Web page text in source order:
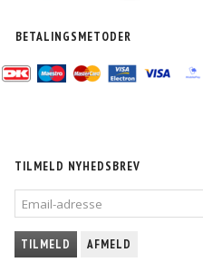
BETALINGSMETODER
TILMELD NYHEDSBREV
EMAIL-
ADRESSE
TILMELD AFMELD